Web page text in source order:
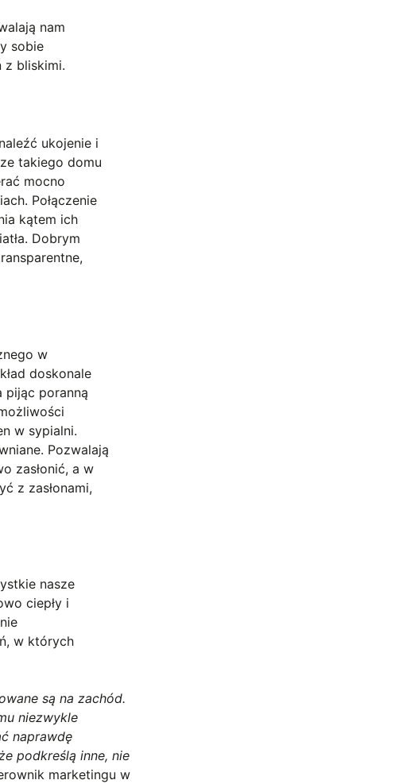
nam
sobie
z bliskimi.
ukojenie i
takiego domu
mocno
Połączenie
kątem ich
Dobrym
w
doskonale
pijąc poranną
w sypialni.
Pozwalają
zasłonić, a w
z zasłonami,
nasze
ciepły i
w których
są na zachód.
niezwykle
naprawdę
podkreślą inne, nie
marketingu w